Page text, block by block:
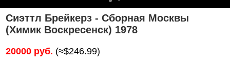
Сиэттл Брейкерз - Сборная Москвы
(Химик Воскресенск) 1978
20000 руб. (≈$246.99)